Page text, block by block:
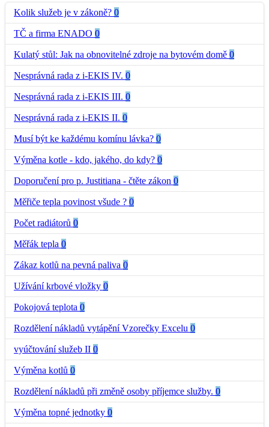
Kolik služeb je v zákoně? 0
TČ a firma ENADO 0
Kulatý stůl: Jak na obnovitelné zdroje na bytovém domě 0
Nesprávná rada z i-EKIS IV. 0
Nesprávná rada z i-EKIS III. 0
Nesprávná rada z i-EKIS II. 0
Musí být ke každému komínu lávka? 0
Výměna kotle - kdo, jakého, do kdy? 0
Doporučení pro p. Justitiana - čtěte zákon 0
Měřiče tepla povinost všude ? 0
Počet radiátorů 0
Měřák tepla 0
Zákaz kotlů na pevná paliva 0
Užívání krbové vložky 0
Pokojová teplota 0
Rozdělení nákladů vytápění Vzorečky Excelu 0
vyúčtování služeb II 0
Výměna kotlů 0
Rozdělení nákladů při změně osoby příjemce služby. 0
Výměna topné jednotky 0